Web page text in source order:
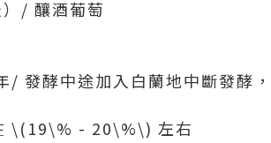
/ 釀酒葡萄
/ 發酵中途加入白蘭地中斷發酵
\(19\% - 20\%\) 左右